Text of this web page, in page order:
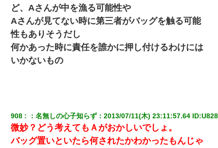
彼にプロポーズされたんだけど、実は資産家だと知って婚約破棄
した。B子「A男くんと別れたって本当？私が付き合ってもい
い？」
昨日37歳のおばさんと行為したんだけどめちゃくちゃだった
妻と同居し始めたときから、よく妻が「どこかで音漏れしてな
い？音楽聞こえる」と言っていて…
ど、Aさんが中を漁る可能性や
Aさんが見てない時に第三者がバッグを触る可能
性もありそうだし
何かあった時に責任を誰かに押し付けるわけには
いかないもの
908 ：名無しの心子知らず ：2013/07/11(木) 23:11:57.64 ID:
微妙？どう考えてもＡがおかしいでしょ。
バッグ置いといたら何されたかわかったもんじゃ